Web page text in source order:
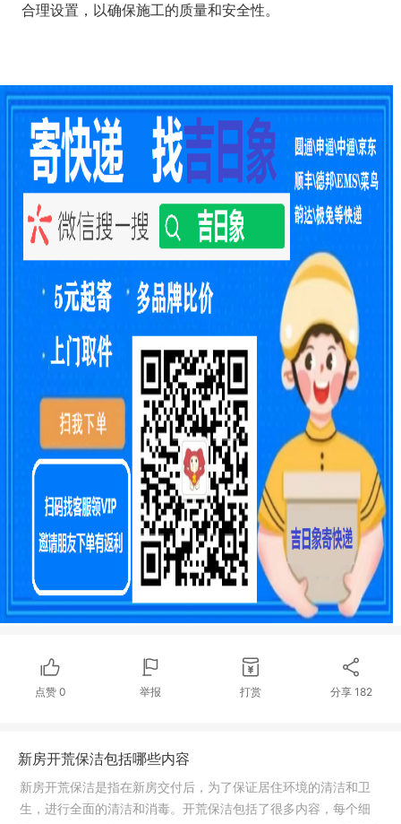
合理设置，以确保施工的质量和安全性。
点赞 0 举报 打赏 分享 182
新房开荒保洁包括哪些内容
新房开荒保洁是指在新房交付后，为了保证居住环境的清洁和卫
生，进行全面的清洁和消毒。开荒保洁包括了很多内容，每个细